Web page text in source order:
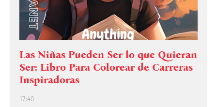
Las Niñas Pueden Ser lo que Quieran
Ser: Libro Para Colorear de Carreras
Inspiradoras
17:40